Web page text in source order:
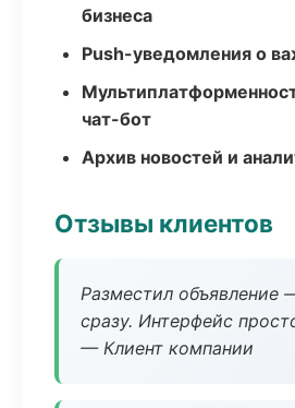
бизнеса
Push-уведомления о
чат-бот
Архив новостей и
Отзывы клиентов
Разместил объявление
сразу. Интерфейс
— Клиент компании